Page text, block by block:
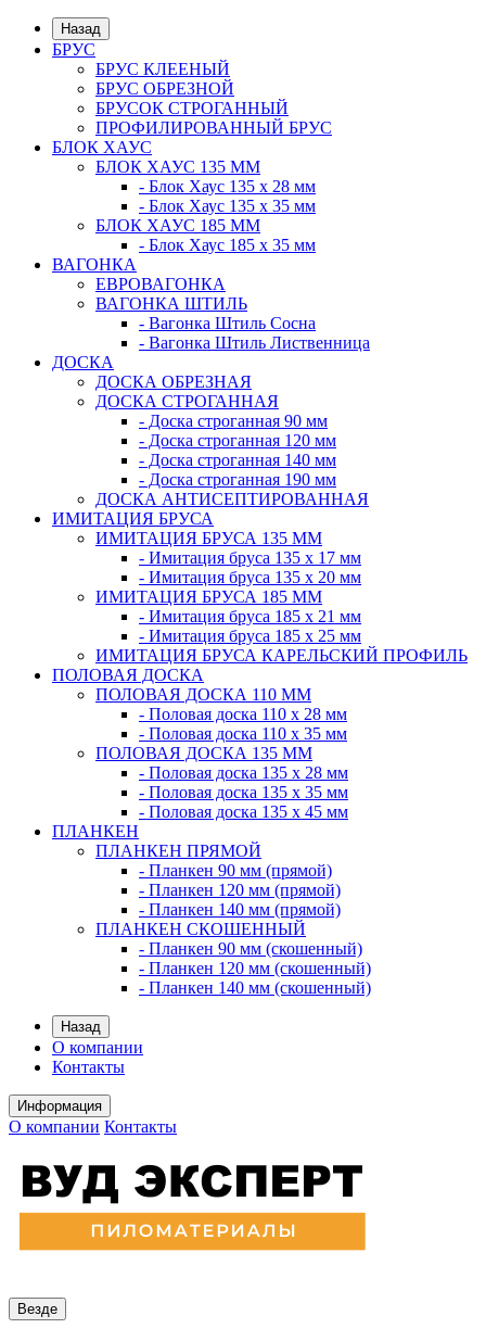
Назад
БРУС
БРУС КЛЕЕНЫЙ
БРУС ОБРЕЗНОЙ
БРУСОК СТРОГАННЫЙ
ПРОФИЛИРОВАННЫЙ БРУС
БЛОК ХАУС
БЛОК ХАУС 135 ММ
- Блок Хаус 135 х 28 мм
- Блок Хаус 135 х 35 мм
БЛОК ХАУС 185 ММ
- Блок Хаус 185 х 35 мм
ВАГОНКА
ЕВРОВАГОНКА
ВАГОНКА ШТИЛЬ
- Вагонка Штиль Сосна
- Вагонка Штиль Лиственница
ДОСКА
ДОСКА ОБРЕЗНАЯ
ДОСКА СТРОГАННАЯ
- Доска строганная 90 мм
- Доска строганная 120 мм
- Доска строганная 140 мм
- Доска строганная 190 мм
ДОСКА АНТИСЕПТИРОВАННАЯ
ИМИТАЦИЯ БРУСА
ИМИТАЦИЯ БРУСА 135 ММ
- Имитация бруса 135 х 17 мм
- Имитация бруса 135 х 20 мм
ИМИТАЦИЯ БРУСА 185 ММ
- Имитация бруса 185 х 21 мм
- Имитация бруса 185 х 25 мм
ИМИТАЦИЯ БРУСА КАРЕЛЬСКИЙ ПРОФИЛЬ
ПОЛОВАЯ ДОСКА
ПОЛОВАЯ ДОСКА 110 ММ
- Половая доска 110 х 28 мм
- Половая доска 110 х 35 мм
ПОЛОВАЯ ДОСКА 135 ММ
- Половая доска 135 х 28 мм
- Половая доска 135 х 35 мм
- Половая доска 135 х 45 мм
ПЛАНКЕН
ПЛАНКЕН ПРЯМОЙ
- Планкен 90 мм (прямой)
- Планкен 120 мм (прямой)
- Планкен 140 мм (прямой)
ПЛАНКЕН СКОШЕННЫЙ
- Планкен 90 мм (скошенный)
- Планкен 120 мм (скошенный)
- Планкен 140 мм (скошенный)
Назад
О компании
Контакты
Информация
О компании Контакты
Везде